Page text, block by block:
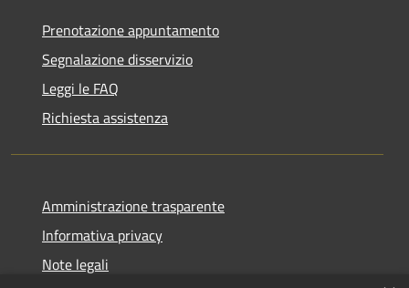
Prenotazione appuntamento
Segnalazione disservizio
Leggi le FAQ
Richiesta assistenza
Amministrazione trasparente
Informativa privacy
Note legali